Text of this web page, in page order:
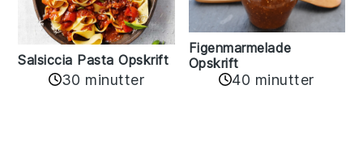
Salsiccia Pasta Opskrift
30 minutter
Figenmarmelade
Opskrift
40 minutter